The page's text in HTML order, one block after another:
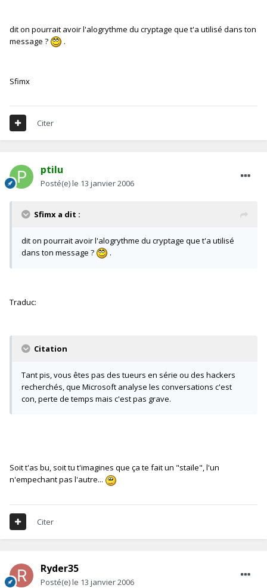
dit on pourrait avoir l'alogrythme du cryptage que t'a utilisé dans ton
message ?
.
Sfimx
Citer
ptilu
Posté(e)le 13 janvier 2006
Sfimx a dit :
dit on pourrait avoir l'alogrythme du cryptage que t'a utilisé
dans ton message ?
.
Traduc:
Citation
Tant pis, vous êtes pas des tueurs en série ou des hackers
recherchés, que Microsoft analyse les conversations c'est
con, perte de temps mais c'est pas grave.
Soit t'as bu, soit tu t'imagines que ça te fait un "staïle", l'un
n'empechant pas l'autre...
Citer
Ryder35
Posté(e)le 13 janvier 2006